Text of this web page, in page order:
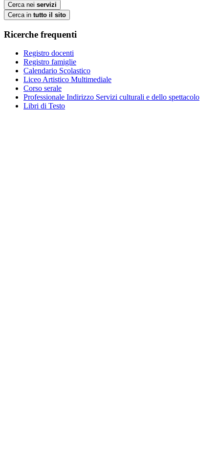
Cerca nei servizi
Cerca in tutto il sito
Ricerche frequenti
Registro docenti
Registro famiglie
Calendario Scolastico
Liceo Artistico Multimediale
Corso serale
Professionale Indirizzo Servizi culturali e dello spettacolo
Libri di Testo